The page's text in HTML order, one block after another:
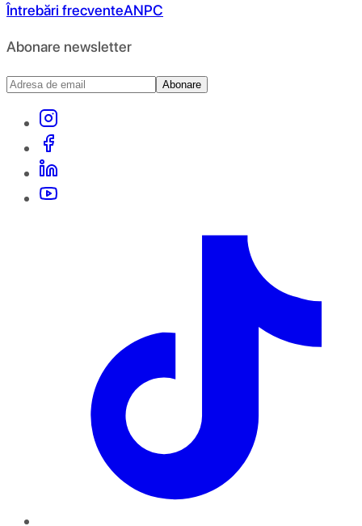
Întrebări frecventeANPC
Abonare newsletter
Abonare